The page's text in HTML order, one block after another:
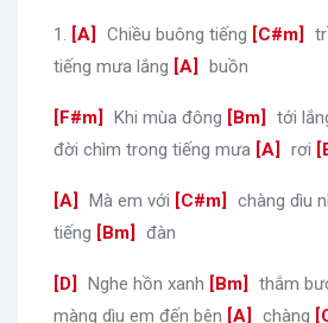
1. [A Chiều buông tiếng [C#m
tiếng mưa lắng [A buồn
[F#m Khi mùa đông [Bm tới
đời chìm trong tiếng mưa [A rơi [
[A Mà em với [C#m chàng dìu
tiếng [Bm đàn
[D Nghe hồn xanh [Bm thắm
màng dìu em đến bên [A chàng [